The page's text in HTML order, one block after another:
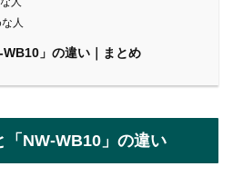
人
WB10」の違い｜まとめ
NW-WB10」の違い